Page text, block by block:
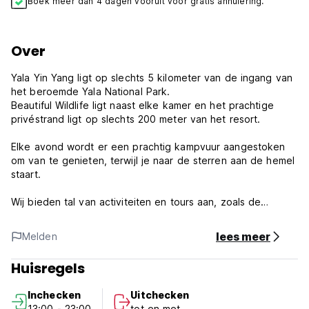
Over
Yala Yin Yang ligt op slechts 5 kilometer van de ingang van
het beroemde Yala National Park.
Beautiful Wildlife ligt naast elke kamer en het prachtige
privéstrand ligt op slechts 200 meter van het resort.
Elke avond wordt er een prachtig kampvuur aangestoken
om van te genieten, terwijl je naar de sterren aan de hemel
staart.
Wij bieden tal van activiteiten en tours aan, zoals de
Yala Yin Yang ligt op 2,5 hectare in het Yala National Park.
Er is voldoende ruimte om te ontspannen en tot rust te
komen.
prachtige zandduinen om te verkennen.
Melden lees meer
Huisregels
Inchecken
Uitchecken